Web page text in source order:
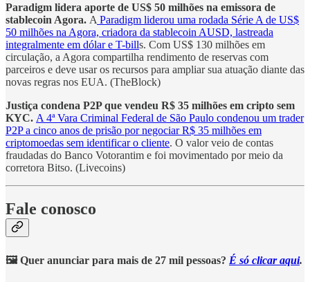
Paradigm lidera aporte de US$ 50 milhões na emissora de
stablecoin Agora. A Paradigm liderou uma rodada Série A de US$
50 milhões na Agora, criadora da stablecoin AUSD, lastreada
integralmente em dólar e T-bills. Com US$ 130 milhões em
circulação, a Agora compartilha rendimento de reservas com
parceiros e deve usar os recursos para ampliar sua atuação diante das
novas regras nos EUA. (TheBlock)
Justiça condena P2P que vendeu R$ 35 milhões em cripto sem
KYC. A 4ª Vara Criminal Federal de São Paulo condenou um trader
P2P a cinco anos de prisão por negociar R$ 35 milhões em
criptomoedas sem identificar o cliente. O valor veio de contas
fraudadas do Banco Votorantim e foi movimentado por meio da
corretora Bitso. (Livecoins)
Fale conosco
🖼️ Quer anunciar para mais de 27 mil pessoas? É só clicar aqui.